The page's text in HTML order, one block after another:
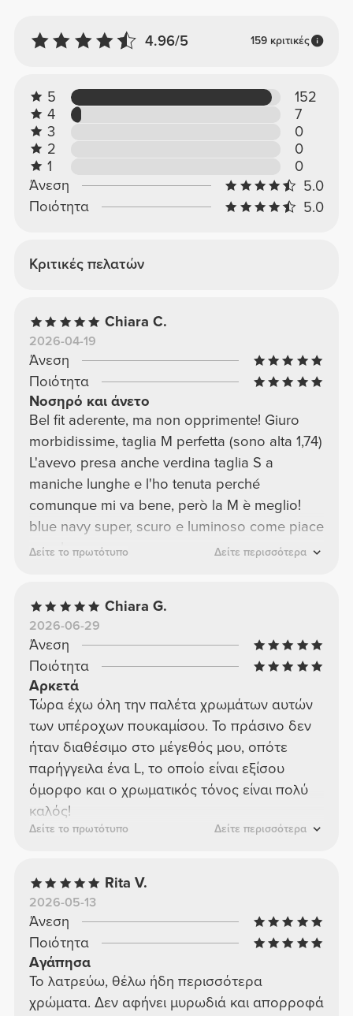
4.96/5 159 κριτικές
5
152
4
7
3
0
2
0
1
0
Άνεση
5.0
Ποιότητα
5.0
Κριτικές πελατών
Chiara C.
2026-04-19
Άνεση
Ποιότητα
Νοσηρό και άνετο
Bel fit aderente, ma non opprimente! Giuro
morbidissime, taglia M perfetta (sono alta 1,74)
L'avevo presa anche verdina taglia S a
maniche lunghe e l'ho tenuta perché
comunque mi va bene, però la M è meglio!
blue navy super, scuro e luminoso come piace
a me!
Δείτε το πρωτότυπο Δείτε περισσότερα
Chiara G.
2026-06-29
Άνεση
Ποιότητα
Αρκετά
Τώρα έχω όλη την παλέτα χρωμάτων αυτών
των υπέροχων πουκαμίσου. Το πράσινο δεν
ήταν διαθέσιμο στο μέγεθός μου, οπότε
παρήγγειλα ένα L, το οποίο είναι εξίσου
όμορφο και ο χρωματικός τόνος είναι πολύ
καλός!
Δείτε το πρωτότυπο Δείτε περισσότερα
Rita V.
2026-05-13
Άνεση
Ποιότητα
Αγάπησα
Το λατρεύω, θέλω ήδη περισσότερα
χρώματα. Δεν αφήνει μυρωδιά και απορροφά